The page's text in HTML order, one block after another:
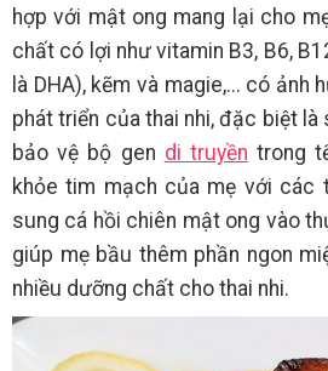
hợp với mật ong mang lại cho
chất có lợi như vitamin B3, B6,
là DHA), kẽm và magie,... có
phát triển của thai nhi, đặc biệt là
bảo vệ bộ gen di truyền trong
khỏe tim mạch của mẹ với các
sung cá hồi chiên mật ong vào
giúp mẹ bầu thêm phần ngon
nhiều dưỡng chất cho thai nhi.